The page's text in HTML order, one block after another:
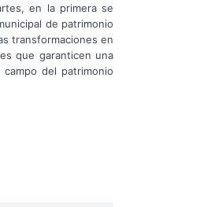
en la primera se
de patrimonio
transformaciones en
que garanticen una
del patrimonio